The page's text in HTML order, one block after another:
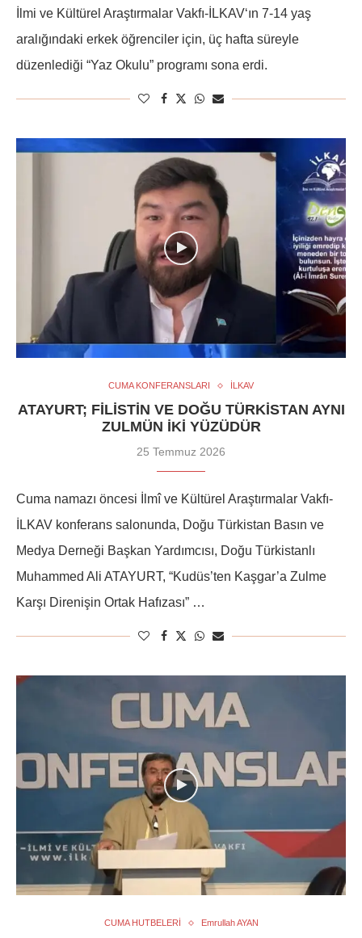
İlmi ve Kültürel Araştırmalar Vakfı-İLKAV‘ın 7-14 yaş
aralığındaki erkek öğrenciler için, üç hafta süreyle
düzenlediği “Yaz Okulu” programı sona erdi.
CUMA KONFERANSLARI İLKAV
ATAYURT; FILISTIN VE DOĞU TÜRKISTAN AYNI
ZULMÜN IKI YÜZÜDÜR
25 Temmuz 2026
Cuma namazı öncesi İlmî ve Kültürel Araştırmalar Vakfı-
İLKAV konferans salonunda, Doğu Türkistan Basın ve
Medya Derneği Başkan Yardımcısı, Doğu Türkistanlı
Muhammed Ali ATAYURT, “Kudüs’ten Kaşgar’a Zulme
Karşı Direnişin Ortak Hafızası” …
CUMA HUTBELERİ Emrullah AYAN